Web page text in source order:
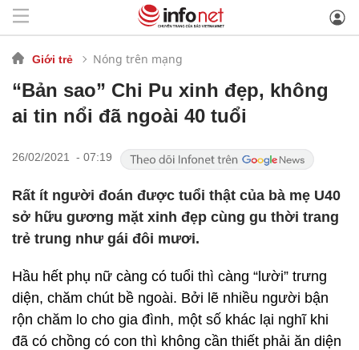
Giới trẻ Nóng trên mạng
“Bản sao” Chi Pu xinh đẹp, không
ai tin nổi đã ngoài 40 tuổi
26/02/2021 - 07:19
Rất ít người đoán được tuổi thật của bà mẹ U40
sở hữu gương mặt xinh đẹp cùng gu thời trang
trẻ trung như gái đôi mươi.
Hầu hết phụ nữ càng có tuổi thì càng “lười” trưng
diện, chăm chút bề ngoài. Bởi lẽ nhiều người bận
rộn chăm lo cho gia đình, một số khác lại nghĩ khi
đã có chồng có con thì không cần thiết phải ăn diện